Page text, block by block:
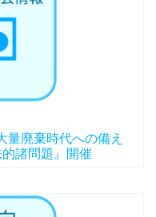
量廃棄時代への備え
諸問題』開催